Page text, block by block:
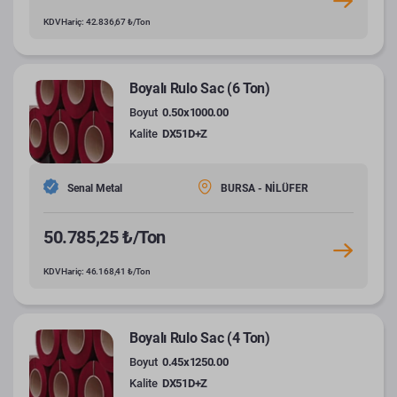
KDV Hariç: 42.836,67 ₺/Ton
Boyalı Rulo Sac (6 Ton)
Boyut 0.50x1000.00
Kalite DX51D+Z
Senal Metal BURSA - NİLÜFER
50.785,25 ₺/Ton
KDV Hariç: 46.168,41 ₺/Ton
Boyalı Rulo Sac (4 Ton)
Boyut 0.45x1250.00
Kalite DX51D+Z